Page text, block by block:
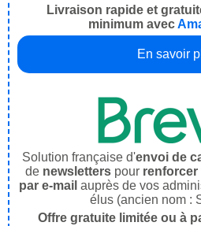
Livraison rapide et
minimum avec
En savoir
Solution française d'envoi de
de newsletters pour
par e-mail auprès de vos
élus (ancien nom :
Offre gratuite limitée ou à